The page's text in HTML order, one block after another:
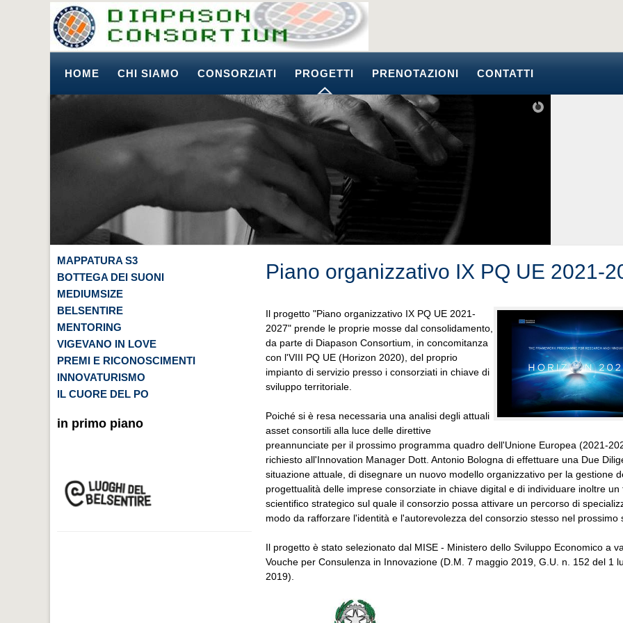
HOME CHI SIAMO CONSORZIATI PROGETTI PRENOTAZIONI CONTATTI
MAPPATURA S3
BOTTEGA DEI SUONI
MEDIUMSIZE
BELSENTIRE
MENTORING
VIGEVANO IN LOVE
PREMI E RICONOSCIMENTI
INNOVATURISMO
IL CUORE DEL PO
in primo piano
Piano organizzativo IX PQ UE 2021-
Il progetto "Piano organizzativo IX PQ UE 2021-
2027" prende le proprie mosse dal consolidamento,
da parte di Diapason Consortium, in concomitanza
con l'VIII PQ UE (Horizon 2020), del proprio
impianto di servizio presso i consorziati in chiave di
sviluppo territoriale.
Poiché si è resa necessaria una analisi degli attuali
asset consortili alla luce delle direttive
preannunciate per il prossimo programma quadro dell'Unione Europea (2021-
richiesto all'Innovation Manager Dott. Antonio Bologna di effettuare una Due
situazione attuale, di disegnare un nuovo modello organizzativo per la gestione
progettualità delle imprese consorziate in chiave digital e di individuare inoltre un
scientifico strategico sul quale il consorzio possa attivare un percorso di
modo da rafforzare l'identità e l'autorevolezza del consorzio stesso nel prossimo
Il progetto è stato selezionato dal MISE - Ministero dello Sviluppo Economico a
Vouche per Consulenza in Innovazione (D.M. 7 maggio 2019, G.U. n. 152 del 1
2019).